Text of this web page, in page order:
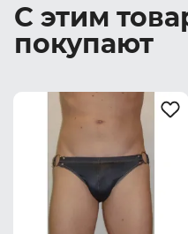
С этим
покупают